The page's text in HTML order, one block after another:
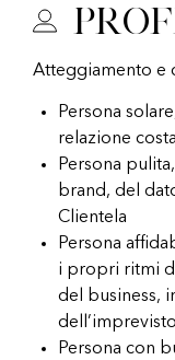
Atteggiamento e
Persona
relazione
Persona
brand, del
Clientela
Persona
i propri ritmi
del business,
dell’imprevisto
Persona con